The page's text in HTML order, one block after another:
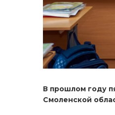
В прошлом году
Смоленской